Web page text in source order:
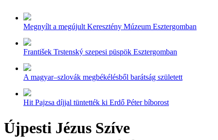
Megnyílt a megújult Keresztény Múzeum Esztergomban
František Trstenský szepesi püspök Esztergomban
A magyar–szlovák megbékélésből barátság született
Hit Pajzsa díjjal tüntették ki Erdő Péter bíborost
Újpesti Jézus Szíve